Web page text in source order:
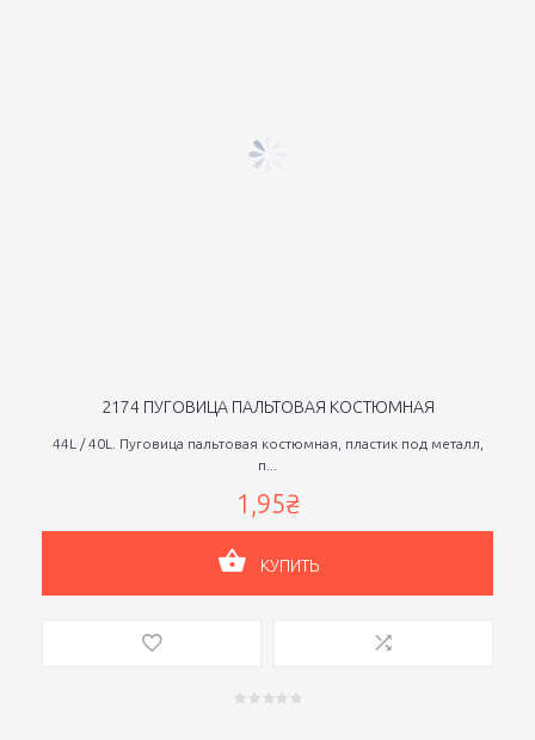
2174 ПУГОВИЦА ПАЛЬТОВАЯ КОСТЮМНАЯ
44L / 40L. Пуговица пальтовая костюмная, пластик под металл,
п...
1,95₴
КУПИТЬ